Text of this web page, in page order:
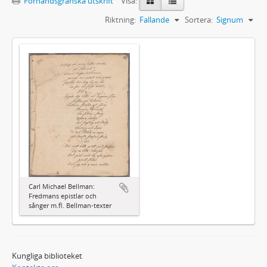
Sortera: Signum
Riktning: Fallande
Carl Michael Bellman:
Fredmans epistlar och
sånger m.fl. Bellman-texter
Kungliga biblioteket